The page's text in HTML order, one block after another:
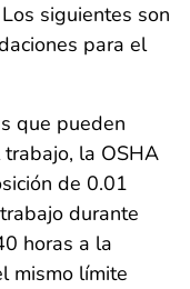
siguientes son
para el
que pueden
la OSHA
de 0.01
durante
horas a la
mismo límite